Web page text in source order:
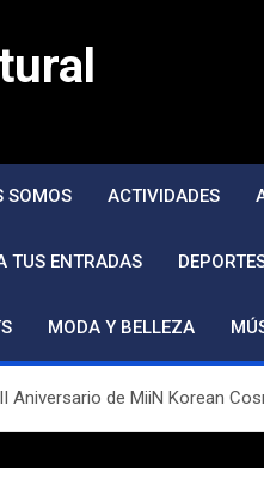
SOMOS ACTIVIDADES
TUS ENTRADAS
MODA Y BELLEZA
II Aniversario de MiiN Korean